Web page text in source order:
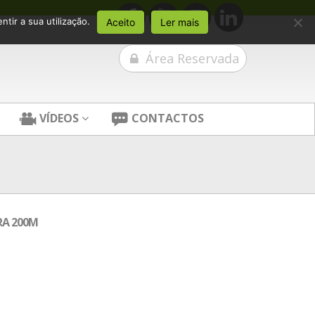
Área Reservada
VÍDEOS CONTACTOS
200M
a sua utilização. Aceito Ler mais